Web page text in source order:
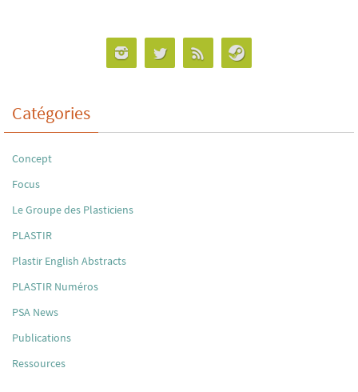
Catégories
Concept
Focus
Le Groupe des Plasticiens
PLASTIR
Plastir English Abstracts
PLASTIR Numéros
PSA News
Publications
Ressources